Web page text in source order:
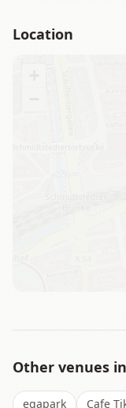
Location
Other venues in
egapark Cafe